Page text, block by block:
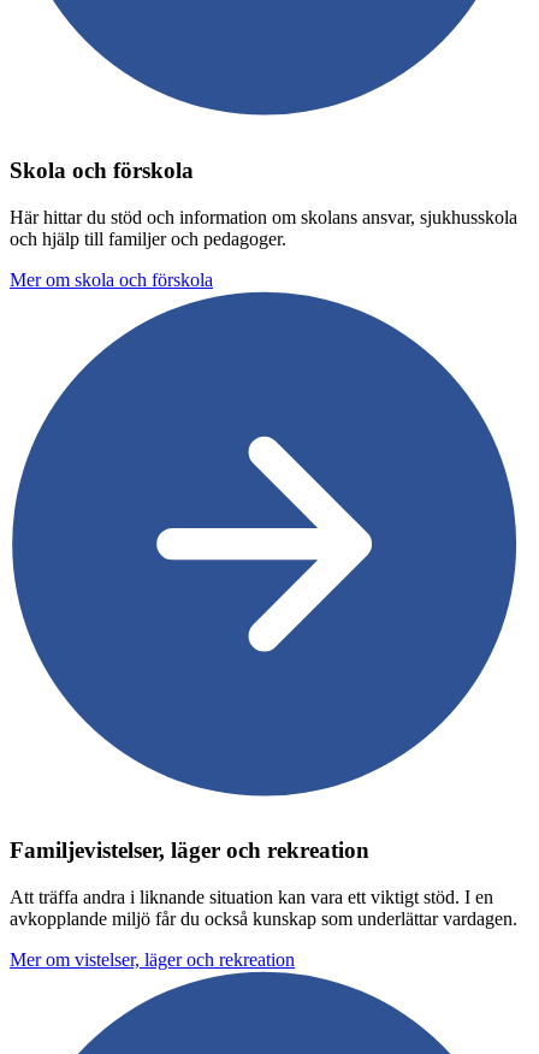
Skola och förskola
Här hittar du stöd och information om skolans ansvar, sjukhusskola
och hjälp till familjer och pedagoger.
Mer om skola och förskola
Familjevistelser, läger och rekreation
Att träffa andra i liknande situation kan vara ett viktigt stöd. I en
avkopplande miljö får du också kunskap som underlättar vardagen.
Mer om vistelser, läger och rekreation